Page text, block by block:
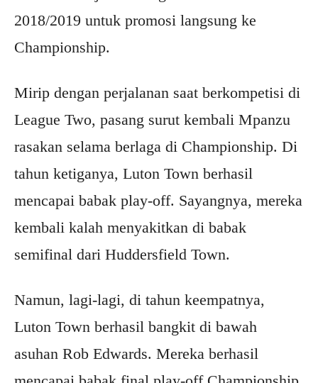
2018/2019 untuk promosi langsung ke
Championship.
Mirip dengan perjalanan saat berkompetisi di
League Two, pasang surut kembali Mpanzu
rasakan selama berlaga di Championship. Di
tahun ketiganya, Luton Town berhasil
mencapai babak play-off. Sayangnya, mereka
kembali kalah menyakitkan di babak
semifinal dari Huddersfield Town.
Namun, lagi-lagi, di tahun keempatnya,
Luton Town berhasil bangkit di bawah
asuhan Rob Edwards. Mereka berhasil